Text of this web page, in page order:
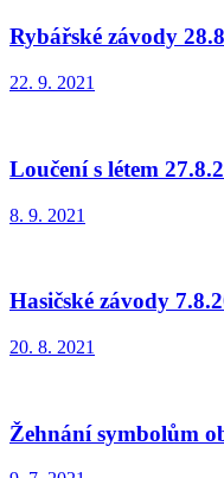
Rybářské závody
22. 9. 2021
Loučení s létem
8. 9. 2021
Hasičské závody
20. 8. 2021
Žehnání symbolům